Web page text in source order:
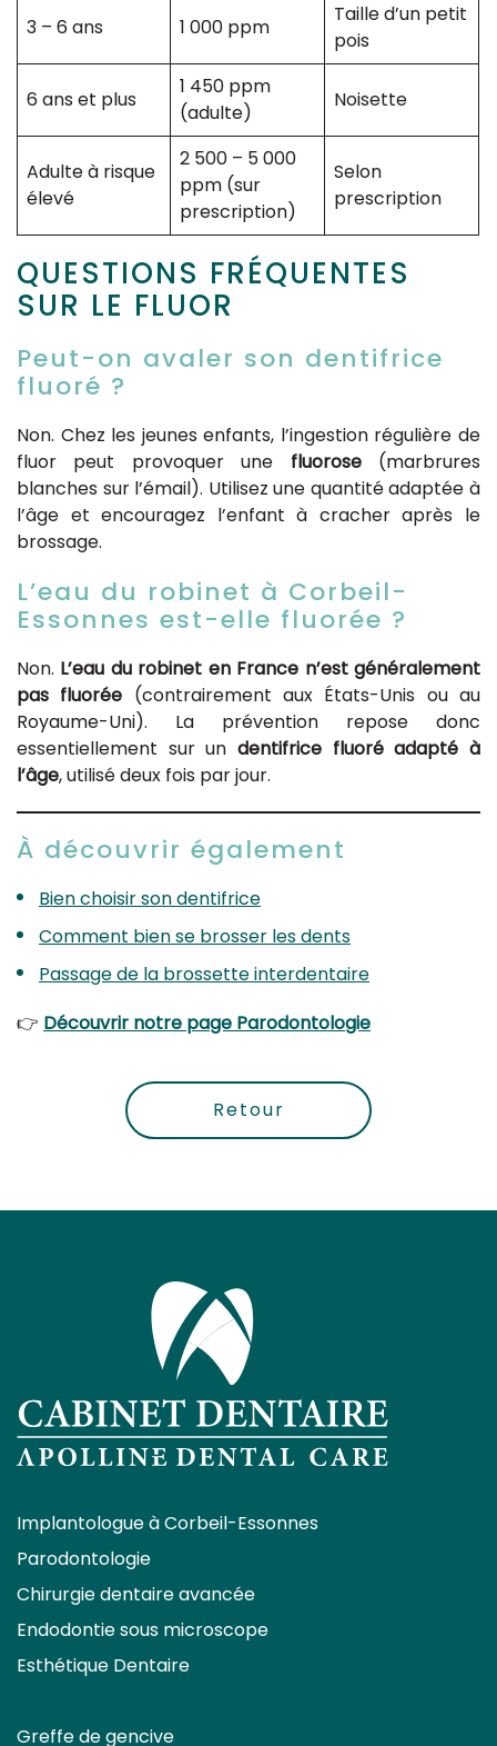
3 – 6 ans 1 000 ppm
Taille d’un petit
pois
6 ans et plus
1 450 ppm
(adulte)
Noisette
Adulte à risque
élevé
2 500 – 5 000
ppm (sur
prescription)
Selon
prescription
QUESTIONS FRÉQUENTES
SUR LE FLUOR
Peut-on avaler son dentifrice
fluoré ?
Non. Chez les jeunes enfants, l’ingestion régulière de
fluor peut provoquer une fluorose(marbrures
blanches sur l’émail). Utilisez une quantité adaptée à
l’âge et encouragez l’enfant à cracher après le
brossage.
L’eau du robinet à Corbeil-
Essonnes est-elle fluorée ?
Non. L’eau du robinet en France n’est généralement
pas fluorée (contrairement aux États-Unis ou au
Royaume-Uni). La prévention repose donc
essentiellement sur un dentifrice fluoré adapté à
l’âge, utilisé deux fois par jour.
À découvrir également
Bien choisir son dentifrice
Comment bien se brosser les dents
Passage de la brossette interdentaire
👉 Découvrir notre page Parodontologie
Retour
Implantologue à Corbeil-Essonnes
Parodontologie
Chirurgie dentaire avancée
Endodontie sous microscope
Esthétique Dentaire
Greffe de gencive